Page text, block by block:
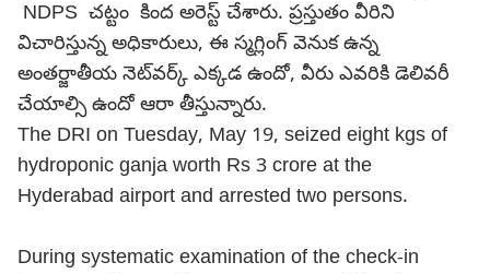
NDPS చట్టం కింద అరెస్ట్ చేశారు. ప్రస్తుతం వీరిని
విచారిస్తున్న అధికారులు, ఈ స్మగ్లింగ్ వెనుక ఉన్న
అంతర్జాతీయ నెట్‌వర్క్ ఎక్కడ ఉందో, వీరు ఎవరికి డెలివరీ
చేయాల్సి ఉందో ఆరా తీస్తున్నారు.
The DRI on Tuesday, May 19, seized eight kgs of
hydroponic ganja worth Rs 3 crore at the
Hyderabad airport and arrested two persons.
During systematic examination of the check-in